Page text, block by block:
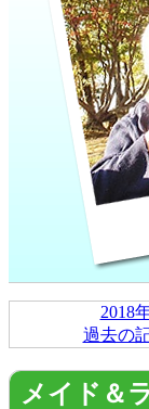
2018
過去の
メイド＆